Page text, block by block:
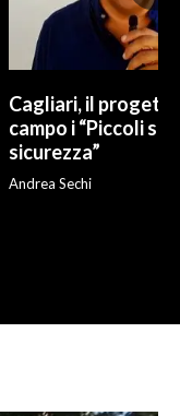
Cagliari, il
campo i “Piccoli
sicurezza”
Andrea Sechi